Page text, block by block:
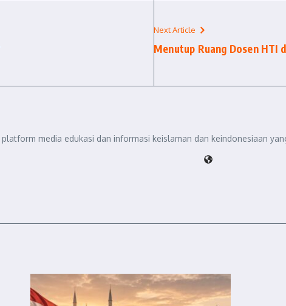
Next Article
Menutup Ruang Dosen HTI
media edukasi dan informasi keislaman dan keindonesiaan